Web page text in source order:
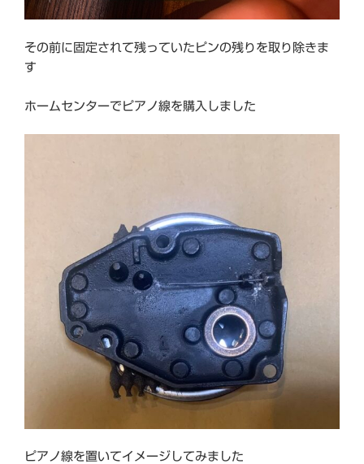
その前に固定されて残っていたピンの残りを取り除きま
す
ホームセンターでピアノ線を購入しました
ピアノ線を置いてイメージしてみました